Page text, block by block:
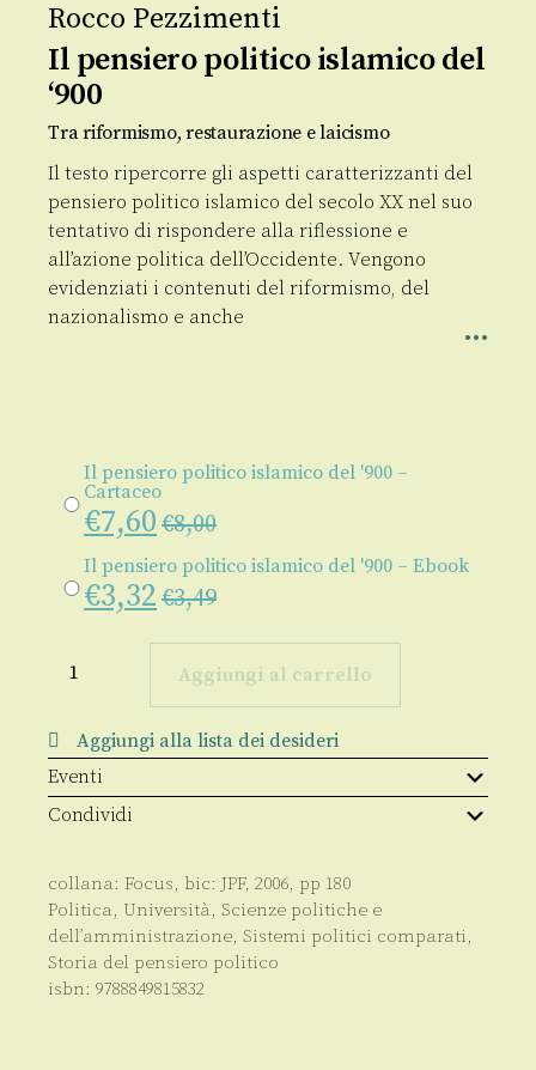
Rocco Pezzimenti
Il pensiero politico islamico del
‘900
Tra riformismo, restaurazione e laicismo
Il testo ripercorre gli aspetti caratterizzanti del
pensiero politico islamico del secolo XX nel suo
tentativo di rispondere alla riflessione e
all’azione politica dell’Occidente. Vengono
evidenziati i contenuti del riformismo, del
nazionalismo e anche
Il pensiero politico islamico del '900 –
Cartaceo
€7,60 €8,00
Il pensiero politico islamico del '900 – Ebook
€3,32 €3,49
pensiero
del
'900
quantità
Aggiungi al carrello
Aggiungi alla lista dei desideri
Eventi
Condividi
collana: Focus, bic: JPF, 2006, pp 180
Politica, Università, Scienze politiche e
dell’amministrazione, Sistemi politici comparati,
Storia del pensiero politico
isbn: 9788849815832